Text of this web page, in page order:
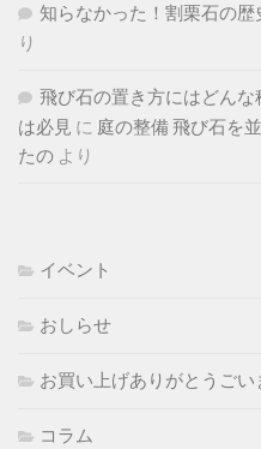
知らなかった！割栗石の
り
飛び石の置き方にはどん
は必見 に 庭の整備 飛び石を
たの より
イベント
おしらせ
お買い上げありがとうごい
コラム